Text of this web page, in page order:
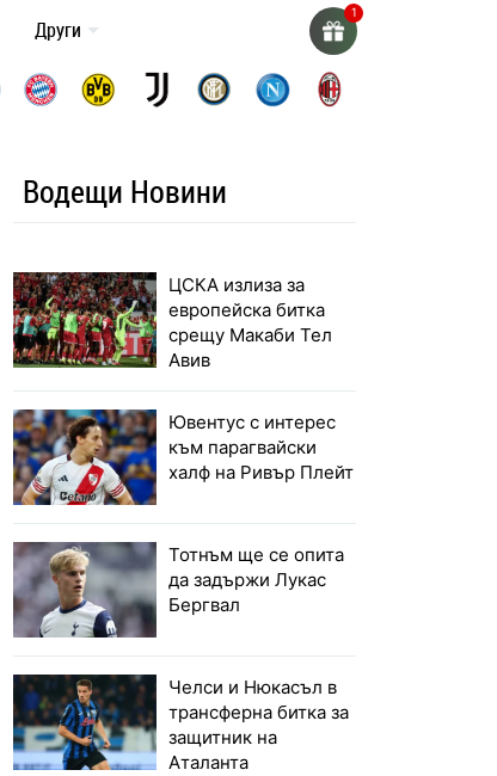
Други
Водещи Новини
ЦСКА излиза за
европейска битка
срещу Макаби Тел
Авив
Ювентус с интерес
към парагвайски
халф на Ривър Плейт
Тотнъм ще се опита
да задържи Лукас
Бергвал
Челси и Нюкасъл в
трансферна битка за
защитник на
Аталанта